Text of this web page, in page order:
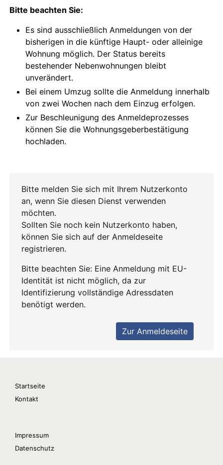
Startseite
Kontakt
Impressum
Datenschutz